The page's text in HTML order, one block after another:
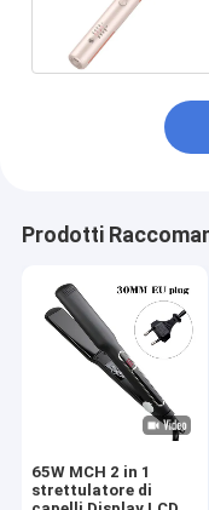
Prodotti
65W MCH 2 in 1
strettulatore di